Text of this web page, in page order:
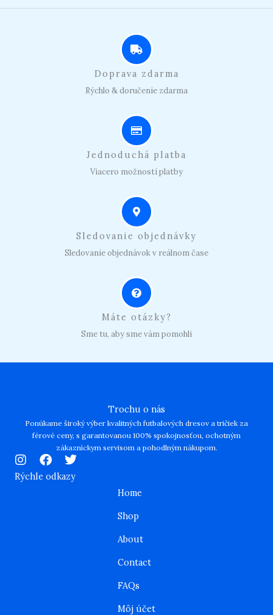
Doprava zdarma
Rýchlo & doručenie zdarma
Jednoduchá platba
Viacero možností platby
Sledovanie objednávky
Sledovanie objednávok v reálnom čase
Máte otázky?
Sme tu, aby sme vám pomohli
Trochu o nás
Ponúkame široký výber kvalitných futbalových dresov a tričiek za
férové ceny, s garantovanou 100% spokojnosťou, ochotným
zákazníckym servisom a pohodlným nákupom.
I
n
s
F
a
c
T
w
i
Rýchle odkazy
Home
Shop
About
Contact
FAQs
Môj účet